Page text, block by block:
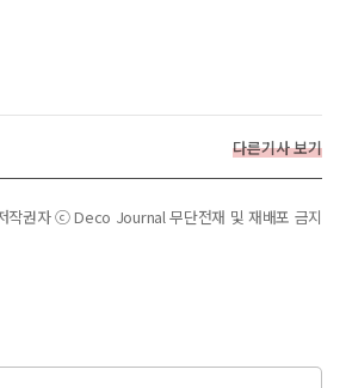
다른기사 보기
작권자 ⓒ Deco Journal 무단전재 및 재배포 금지